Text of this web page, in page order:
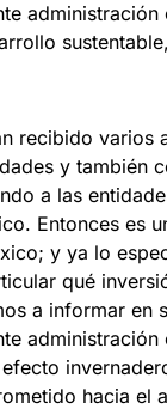
recibido varios
y también
a las
Entonces es
y ya lo
qué
a informar en
hacia el